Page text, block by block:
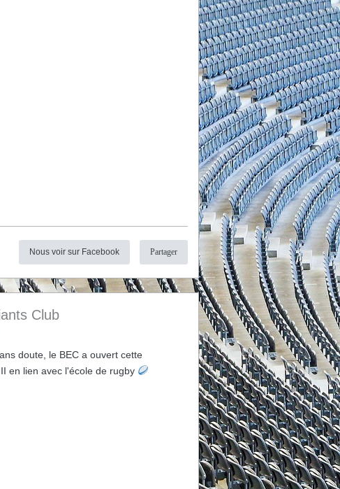
Nous voir sur Facebook Partager
Club
doute, le BEC a ouvert cette
en lien avec l'école de rugby